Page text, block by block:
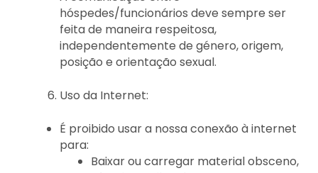
hóspedes/funcionários deve sempre ser
feita de maneira respeitosa,
independentemente de género, origem,
posição e orientação sexual.
Uso da Internet:
É proibido usar a nossa conexão à internet
para:
Baixar ou carregar material obsceno,